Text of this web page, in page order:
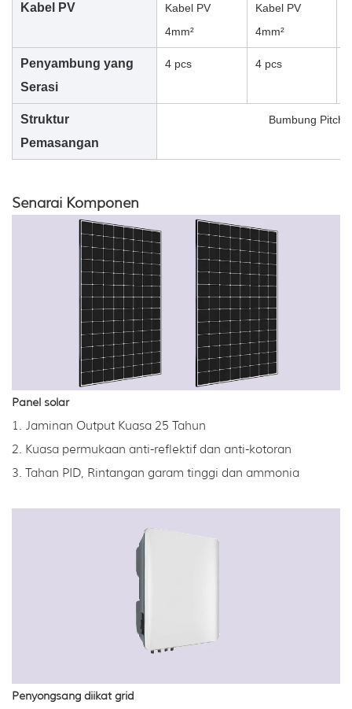
Kabel PV
Kabel PV
4mm²
Kabel PV
4mm²
Penyambung yang
Serasi
4 pcs 4 pcs
Struktur
Pemasangan
Bumbung
Senarai Komponen
Panel solar
1. Jaminan Output Kuasa 25 Tahun
2. Kuasa permukaan anti-reflektif dan anti-kotoran
3. Tahan PID, Rintangan garam tinggi dan ammonia
Penyongsang diikat grid